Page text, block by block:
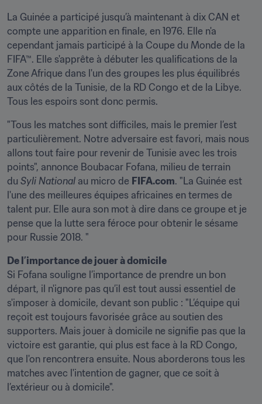
La Guinée a participé jusqu’à maintenant à dix CAN et
compte une apparition en finale, en 1976. Elle n'a
cependant jamais participé à la Coupe du Monde de la
FIFA™. Elle s'apprête à débuter les qualifications de la
Zone Afrique dans l'un des groupes les plus équilibrés
aux côtés de la Tunisie, de la RD Congo et de la Libye.
Tous les espoirs sont donc permis.
"Tous les matches sont difficiles, mais le premier l’est
particulièrement. Notre adversaire est favori, mais nous
allons tout faire pour revenir de Tunisie avec les trois
points", annonce Boubacar Fofana, milieu de terrain
du Syli National au micro de FIFA.com. "La Guinée est
l'une des meilleures équipes africaines en termes de
talent pur. Elle aura son mot à dire dans ce groupe et je
pense que la lutte sera féroce pour obtenir le sésame
pour Russie 2018. "
De l’importance de jouer à domicile
Si Fofana souligne l’importance de prendre un bon
départ, il n'ignore pas qu’il est tout aussi essentiel de
s'imposer à domicile, devant son public : "L’équipe qui
reçoit est toujours favorisée grâce au soutien des
supporters. Mais jouer à domicile ne signifie pas que la
victoire est garantie, qui plus est face à la RD Congo,
que l'on rencontrera ensuite. Nous aborderons tous les
matches avec l'intention de gagner, que ce soit à
l’extérieur ou à domicile".